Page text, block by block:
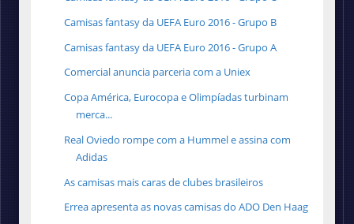
Camisas fantasy da UEFA Euro 2016 - Grupo B
Camisas fantasy da UEFA Euro 2016 - Grupo A
Comercial anuncia parceria com a Uniex
Copa América, Eurocopa e Olimpíadas turbinam
merca...
Real Oviedo rompe com a Hummel e assina com
Adidas
As camisas mais caras de clubes brasileiros
Errea apresenta as novas camisas do ADO Den Haag